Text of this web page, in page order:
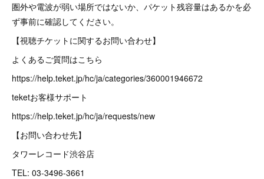
圏外や電波が弱い場所ではないか、パケット残容量はあるかを必
ず事前に確認してください。
【視聴チケットに関するお問い合わせ】
よくあるご質問はこちら
https://help.teket.jp/hc/ja/categories/360001946672
teketお客様サポート
https://help.teket.jp/hc/ja/requests/new
【お問い合わせ先】
タワーレコード渋谷店
TEL: 03-3496-3661